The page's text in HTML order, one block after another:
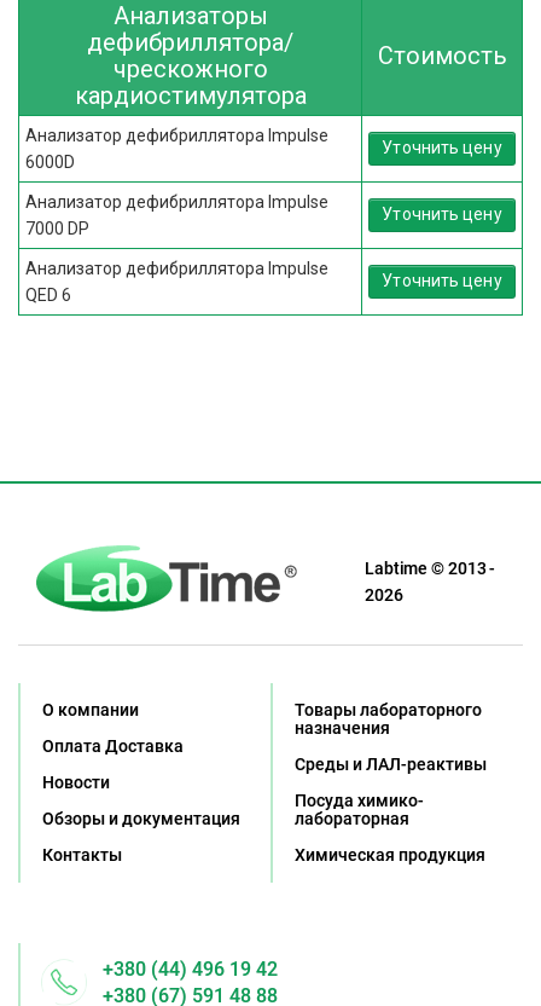
Анализаторы
дефибриллятора/
чрескожного
кардиостимулятора
Стоимость
Анализатор дефибриллятора Impulse
6000D
Уточнить цену
Анализатор дефибриллятора Impulse
7000 DP
Уточнить цену
Анализатор дефибриллятора Impulse
QED 6
Уточнить цену
Labtime © 2013 -
2026
О компании
Оплата Доставка
Новости
Обзоры и документация
Контакты
Товары лабораторного
назначения
Среды и ЛАЛ-реактивы
Посуда химико-
лабораторная
Химическая продукция
+380 (44) 496 19 42
+380 (67) 591 48 88